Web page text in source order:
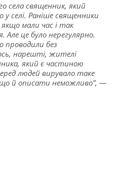
села священник, який
у селі. Раніше священники
мали час і так
Але це було нерегулярно.
проводили без
нарешті, жителі
який є частиною
людей вирувало таке
й описати неможливо”, —